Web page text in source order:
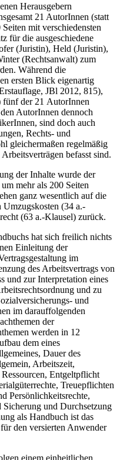
Herausgebern
21 AutorInnen (statt
mit verschiedensten
für die ausgeschiedene
(Juristin), Held (Juristin),
(Rechtsanwalt) zum
Während die
ersten Blick eigenartig
JBl 2012, 815),
fünf der 21 AutorInnen
AutorInnen dennoch
sind doch auch
Rechts- und
gleichermaßen regelmäßig
befasst sind.
der Inhalte wurde der
mehr als 200 Seiten
ganz wesentlich auf die
Umzugskosten (34 a.-
(63 a.-Klausel) zurück.
hat sich freilich nichts
Einleitung der
im
des Arbeitsvertrags von
und zur Interpretation eines
und zu
und
im darauffolgenden
der
werden in 12
dem eines
Dauer des
Arbeitszeit,
Entgeltpflicht
Treuepflichten
Persönlichkeitsrechte,
Sicherung und Durchsetzung
als Handbuch ist das
den versierten Anwender
einem einheitlichen